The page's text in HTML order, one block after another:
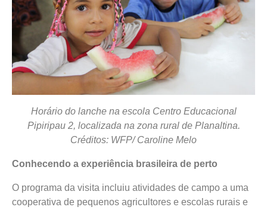
Horário do lanche na escola Centro Educacional
Pipiripau 2, localizada na zona rural de Planaltina.
Créditos: WFP/ Caroline Melo
Conhecendo a experiência brasileira de perto
O programa da visita incluiu atividades de campo a uma
cooperativa de pequenos agricultores e escolas rurais e